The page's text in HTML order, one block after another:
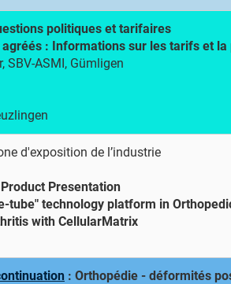
politiques et tarifaires
: Informations sur les tarifs et la
SBV-ASMI, Gümligen
d'exposition de l’industrie
Presentation
tube" technology platform in
with CellularMatrix
: Orthopédie - déformités